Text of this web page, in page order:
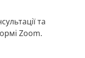
та
Zoom.